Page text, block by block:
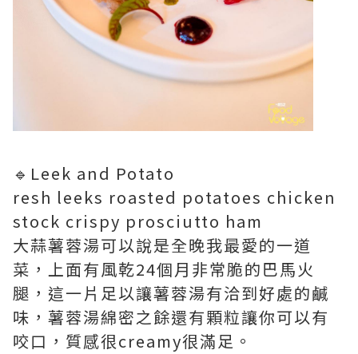
🔹Leek and Potato
resh leeks roasted potatoes chicken
stock crispy prosciutto ham
大蒜薯蓉湯可以說是全晚我最愛的一道
菜，上面有風乾24個月非常脆的巴馬火
腿，這一片足以讓薯蓉湯有洽到好處的鹹
味，薯蓉湯綿密之餘還有顆粒讓你可以有
咬口，質感很creamy很滿足。